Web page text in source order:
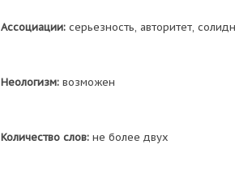
Ассоциации:серьезность, авторитет,
Неологизм:возможен
Количество слов:не более двух